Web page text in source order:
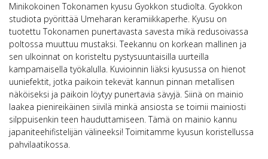
Minikokoinen Tokonamen kyusu Gyokkon studiolta. Gyokkon
studiota pyörittää Umeharan keramiikkaperhe. Kyusu on
tuotettu Tokonamen punertavasta savesta mikä redusoivassa
poltossa muuttuu mustaksi. Teekannu on korkean mallinen ja
sen ulkoinnat on koristeltu pystysuuntaisilla uurteilla
kampamaisella työkalulla. Kuvioinnin liäksi kyusussa on hienot
uuniefektit, jotka paikoin tekevät kannun pinnan metallisen
näköiseksi ja paikoin löytyy punertavia sävyjä. Siinä on mainio
laakea pienireikäinen siivilä minkä ansiosta se toimii mainiosti
silppuisenkin teen hauduttamiseen. Tämä on mainio kannu
japaniteehifistelijän välineeksi! Toimitamme kyusun koristellussa
pahvilaatikossa.